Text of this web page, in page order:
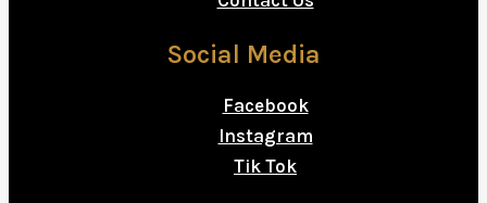
Social Media
Facebook
Instagram
Tik Tok